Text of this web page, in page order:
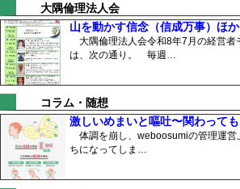
大隅倫理法人会
山を動かす信念（信成万事）ほ
大隅倫理法人会令和8年7月の経営者
は、次の通り。 毎週…
コラム・随想
激しいめまいと嘔吐〜関わって
体調を崩し、weboosumiの管理運営
ちになってしま…